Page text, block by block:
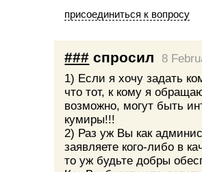
присоединиться к вопросу
### спросил
8
1) Если я хочу задать
что тот, к кому я
возможно, могут быть
кумиры!!!
2) Раз уж Вы как
заявляете кого-либо в
то уж будьте добры